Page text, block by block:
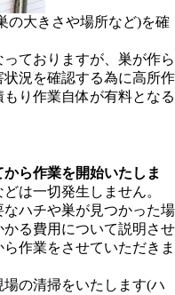
の大きさや場所など)を確
ておりますが、巣が作ら
況を確認する為に高所作
り作業自体が有料となる
ら作業を開始いたしま
は一切発生しません。
ハチや巣が見つかった場
る費用について説明させ
作業をさせていただきま
の清掃をいたします(ハ